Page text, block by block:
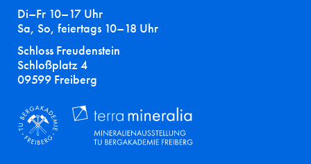
Di–Fr 10–17 Uhr
Sa, So, feiertags 10–18 Uhr
Schloss Freudenstein
Schloßplatz 4
09599 Freiberg